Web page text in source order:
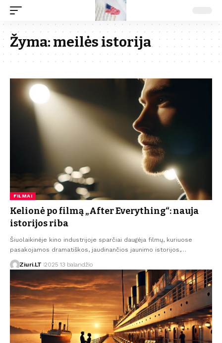
Žyma: meilės istorija
FILMAI
Kelionė po filmą „After Everything“: nauja
istorijos riba
Šiuolaikinėje kino industrijoje sparčiai daugėja filmų, kuriuose
pasakojamos dramatiškos, jaudinančios jaunimo istorijos,…
Ziuri.LT 2025 13 balandžio